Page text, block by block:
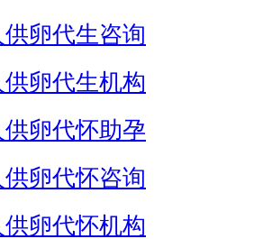
卵代生咨询
卵代生机构
卵代怀助孕
卵代怀咨询
卵代怀机构